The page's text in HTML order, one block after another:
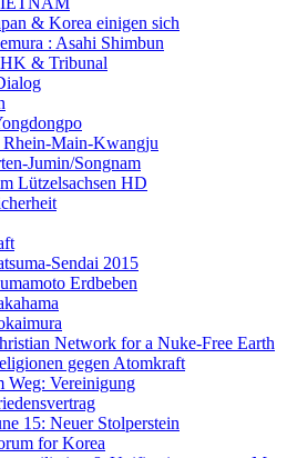
& Korea einigen sich
: Asahi Shimbun
& Tribunal
Rhein-Main-Kwangju
Jumin/Songnam
Lützelsachsen HD
Sendai 2015
Erdbeben
Network for a Nuke-Free Earth
gegen Atomkraft
Weg: Vereinigung
15: Neuer Stolperstein
for Korea